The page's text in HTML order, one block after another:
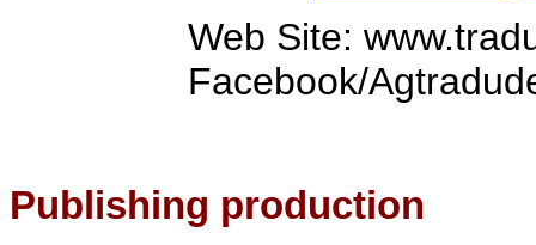
Web Site:
Facebook/
Publishing production